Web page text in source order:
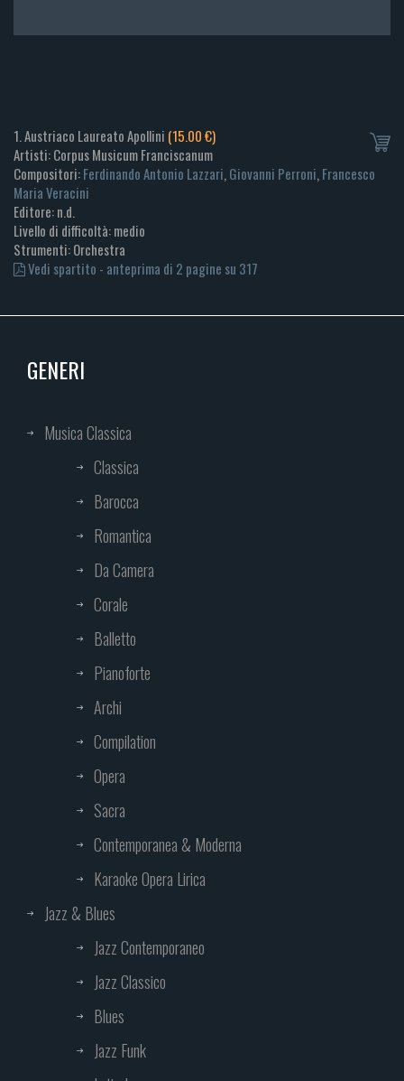
1. Austriaco Laureato Apollini (15.00 €)
Artisti: Corpus Musicum Franciscanum
Compositori:Ferdinando Antonio Lazzari,Giovanni Perroni,Francesco
Maria Veracini
Editore: n.d.
Livello di difficoltà: medio
Strumenti: Orchestra
Vedi spartito - anteprima di 2 pagine su 317
GENERI
Musica Classica
Classica
Barocca
Romantica
Da Camera
Corale
Balletto
Pianoforte
Archi
Compilation
Opera
Sacra
Contemporanea & Moderna
Karaoke Opera Lirica
Jazz & Blues
Jazz Contemporaneo
Jazz Classico
Blues
Jazz Funk